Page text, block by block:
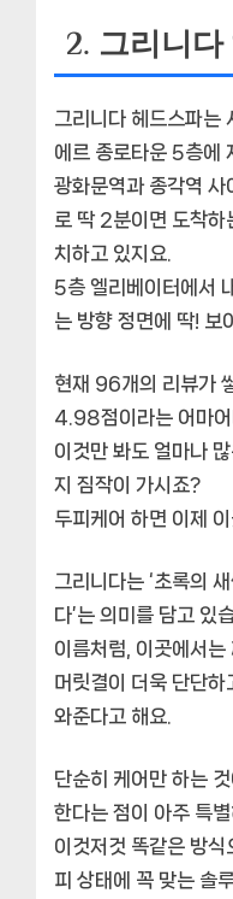
2. 그리니
그리니다 헤드스파는
에르 종로타운 5층에
광화문역과 종각역 사
로 딱 2분이면 도착하
치하고 있지요.
5층 엘리베이터에서
는 방향 정면에 딱! 보
현재 96개의 리뷰가
4.98점이라는 어마어
이것만 봐도 얼마나
지 짐작이 가시죠?
두피케어 하면 이제
그리니다는 ‘초록의
다’는 의미를 담고 있
이름처럼, 이곳에서는
머릿결이 더욱 단단
와준다고 해요.
단순히 케어만 하는 것
한다는 점이 아주 특별
이것저것 똑같은 방
피 상태에 꼭 맞는 솔